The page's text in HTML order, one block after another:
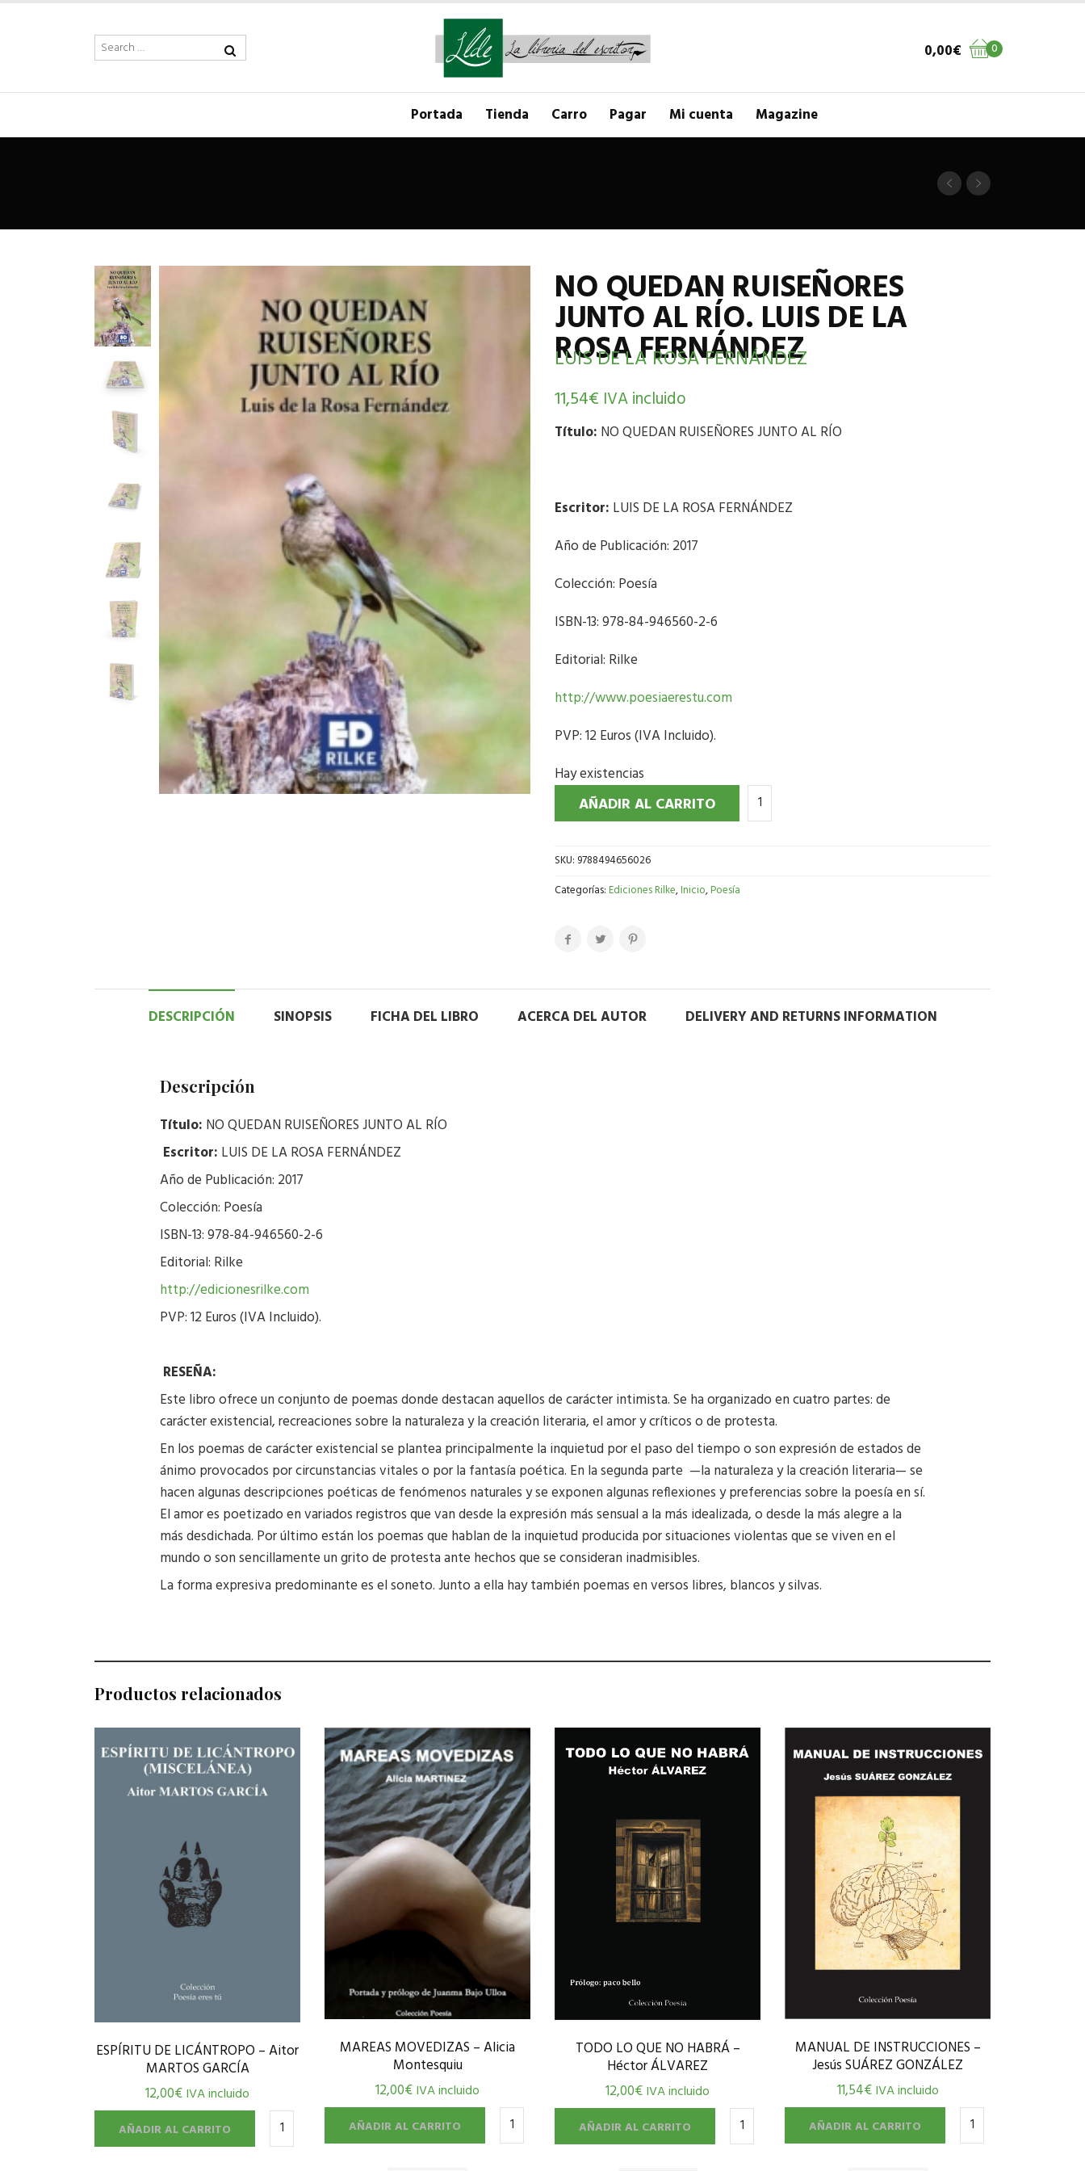
0
0,00€
Portada Tienda Carro Pagar Mi cuenta Magazine
NO QUEDAN RUISEÑORES
JUNTO AL RÍO. LUIS DE LA
ROSA FERNÁNDEZ
LUIS DE LA ROSA FERNÁNDEZ
11,54€ IVA incluido
Título: NO QUEDAN RUISEÑORES JUNTO AL RÍO
Escritor: LUIS DE LA ROSA FERNÁNDEZ
Año de Publicación: 2017
Colección: Poesía
ISBN-13: 978-84-946560-2-6
Editorial: Rilke
http://www.poesiaerestu.com
PVP: 12 Euros (IVA Incluido).
Hay existencias
AÑADIR AL CARRITO
SKU: 9788494656026
Categorías:Ediciones Rilke,Inicio,Poesía
DESCRIPCIÓN SINOPSIS FICHA DEL LIBRO ACERCA DEL AUTOR DELIVERY AND RETURNS INFORMATION
Descripción
Título: NO QUEDAN RUISEÑORES JUNTO AL RÍO
Escritor: LUIS DE LA ROSA FERNÁNDEZ
Año de Publicación: 2017
Colección: Poesía
ISBN-13: 978-84-946560-2-6
Editorial: Rilke
http://edicionesrilke.com
PVP: 12 Euros (IVA Incluido).
RESEÑA:
Este libro ofrece un conjunto de poemas donde destacan aquellos de carácter intimista. Se ha organizado en cuatro partes: de
carácter existencial, recreaciones sobre la naturaleza y la creación literaria, el amor y críticos o de protesta.
En los poemas de carácter existencial se plantea principalmente la inquietud por el paso del tiempo o son expresión de estados de
ánimo provocados por circunstancias vitales o por la fantasía poética. En la segunda parte —la naturaleza y la creación literaria— se
hacen algunas descripciones poéticas de fenómenos naturales y se exponen algunas reflexiones y preferencias sobre la poesía en sí.
El amor es poetizado en variados registros que van desde la expresión más sensual a la más idealizada, o desde la más alegre a la
más desdichada. Por último están los poemas que hablan de la inquietud producida por situaciones violentas que se viven en el
mundo o son sencillamente un grito de protesta ante hechos que se consideran inadmisibles.
La forma expresiva predominante es el soneto. Junto a ella hay también poemas en versos libres, blancos y silvas.
Productos relacionados
ESPÍRITU DE LICÁNTROPO – Aitor
MARTOS GARCÍA
12,00€IVA incluido
AÑADIR AL CARRITO
MAREAS MOVEDIZAS – Alicia
Montesquiu
12,00€IVA incluido
AÑADIR AL CARRITO
TODO LO QUE NO HABRÁ –
Héctor ÁLVAREZ
12,00€IVA incluido
AÑADIR AL CARRITO
MANUAL DE INSTRUCCIONES –
Jesús SUÁREZ GONZÁLEZ
11,54€ IVA incluido
AÑADIR AL CARRITO